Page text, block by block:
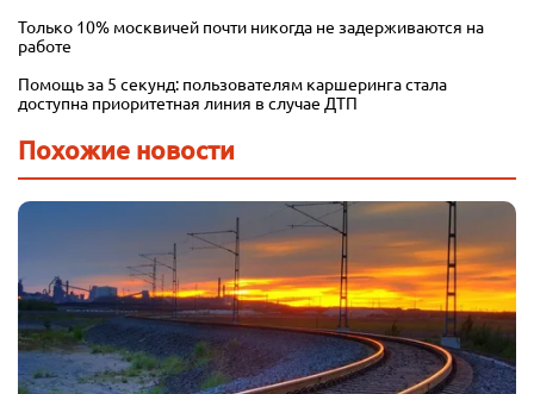
Только 10% москвичей почти никогда не задерживаются на
работе
Помощь за 5 секунд: пользователям каршеринга стала
доступна приоритетная линия в случае ДТП
Похожие новости